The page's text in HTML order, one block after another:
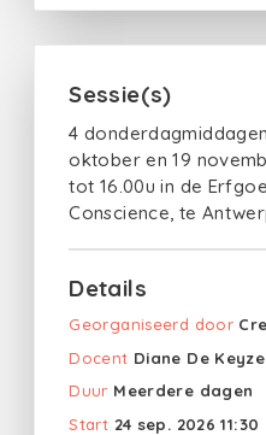
Sessie(s)
4
oktober en 19
tot 16.00u in de
Conscience, te
Details
Georganiseerd door
Docent Diane De
Duur Meerdere dagen
Start 24 sep. 2026 11:30